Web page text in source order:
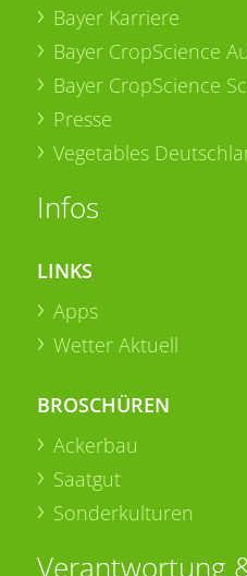
Bayer Karriere
Bayer CropScience
Bayer CropScience
Presse
Vegetables
Infos
LINKS
Apps
Wetter Aktuell
BROSCHÜREN
Ackerbau
Saatgut
Sonderkulturen
Verantwortung